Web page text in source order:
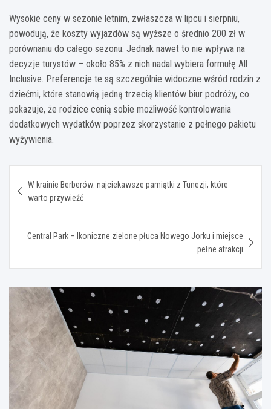
Wysokie ceny w sezonie letnim, zwłaszcza w lipcu i sierpniu,
powodują, że koszty wyjazdów są wyższe o średnio 200 zł w
porównaniu do całego sezonu. Jednak nawet to nie wpływa na
decyzje turystów – około 85% z nich nadal wybiera formułę All
Inclusive. Preferencje te są szczególnie widoczne wśród rodzin z
dziećmi, które stanowią jedną trzecią klientów biur podróży, co
pokazuje, że rodzice cenią sobie możliwość kontrolowania
dodatkowych wydatków poprzez skorzystanie z pełnego pakietu
wyżywienia.
wpisu
W krainie Berberów: najciekawsze pamiątki z Tunezji, które
warto przywieźć
Central Park – Ikoniczne zielone płuca Nowego Jorku i miejsce
pełne atrakcji